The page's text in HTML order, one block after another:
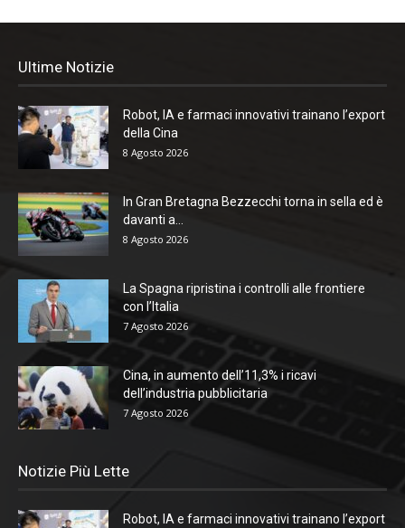
Ultime Notizie
Robot, IA e farmaci innovativi trainano l’export
della Cina
8 Agosto 2026
In Gran Bretagna Bezzecchi torna in sella ed è
davanti a...
8 Agosto 2026
La Spagna ripristina i controlli alle frontiere
con l’Italia
7 Agosto 2026
Cina, in aumento dell’11,3% i ricavi
dell’industria pubblicitaria
7 Agosto 2026
Notizie Più Lette
Robot, IA e farmaci innovativi trainano l’export